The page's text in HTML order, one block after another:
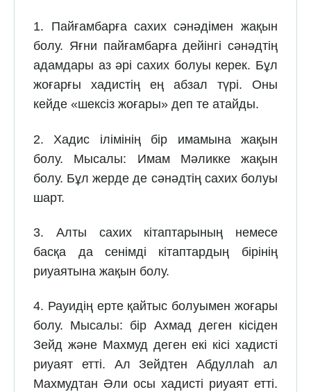
1. Пайғамбарға сахих сәнәдімен жақын
болу. Яғни пайғамбарға дейінгі сәнәдтің
адамдары аз әрі сахих болуы керек. Бұл
жоғарғы хадистің ең абзал түрі. Оны
кейде «шексіз жоғары» деп те атайды.
2. Хадис ілімінің бір имамына жақын
болу. Мысалы: Имам Мәликке жақын
болу. Бұл жерде де сәнәдтің сахих болуы
шарт.
3. Алты сахих кітаптарының немесе
басқа да сенімді кітаптардың бірінің
риуаятына жақын болу.
4. Рауидің ерте қайтыс болуымен жоғары
болу. Мысалы: бір Ахмад деген кісіден
Зейд және Махмуд деген екі кісі хадисті
риуаят етті. Ал Зейдтен Абдуллаһ ал
Махмудтан Әли осы хадисті риуаят етті.